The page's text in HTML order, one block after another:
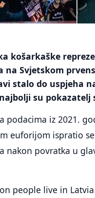
košarkaške
na Svjetskom
stalo do uspjeha
su pokazatelj
podacima iz 2021.
euforijom ispratio
nakon povratka u
people live in